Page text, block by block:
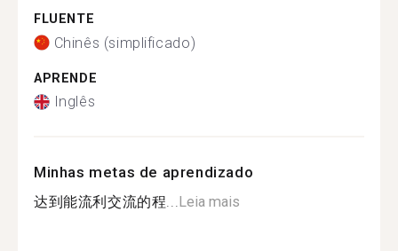
FLUENTE
Chinês (simplificado)
APRENDE
Inglês
Minhas metas de aprendizado
达到能流利交流的程...Leia mais